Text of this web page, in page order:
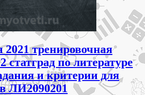
2021 тренировочная
статград по литературе
и критерии для
ЛИ2090201